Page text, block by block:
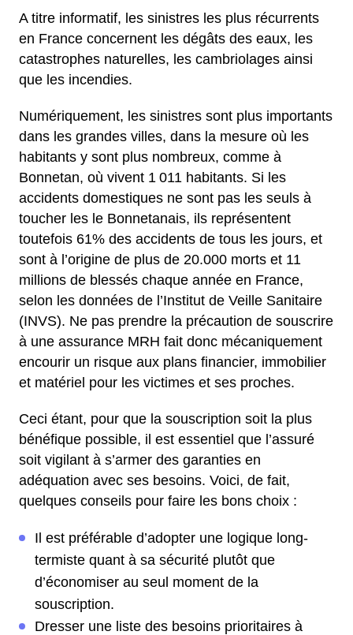
A titre informatif, les sinistres les plus récurrents
en France concernent les dégâts des eaux, les
catastrophes naturelles, les cambriolages ainsi
que les incendies.
Numériquement, les sinistres sont plus importants
dans les grandes villes, dans la mesure où les
habitants y sont plus nombreux, comme à
Bonnetan, où vivent 1 011 habitants. Si les
accidents domestiques ne sont pas les seuls à
toucher les le Bonnetanais, ils représentent
toutefois 61% des accidents de tous les jours, et
sont à l’origine de plus de 20.000 morts et 11
millions de blessés chaque année en France,
selon les données de l’Institut de Veille Sanitaire
(INVS). Ne pas prendre la précaution de souscrire
à une assurance MRH fait donc mécaniquement
encourir un risque aux plans financier, immobilier
et matériel pour les victimes et ses proches.
Ceci étant, pour que la souscription soit la plus
bénéfique possible, il est essentiel que l’assuré
soit vigilant à s’armer des garanties en
adéquation avec ses besoins. Voici, de fait,
quelques conseils pour faire les bons choix :
Il est préférable d’adopter une logique long-
termiste quant à sa sécurité plutôt que
d’économiser au seul moment de la
souscription.
Dresser une liste des besoins prioritaires à